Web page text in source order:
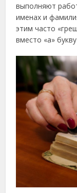
выполняют
именах и
этим часто
вместо «а»